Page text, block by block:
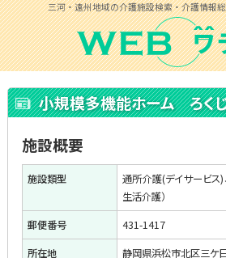
三河・遠州地域の介護施設検索・介護情報
小規模多機能ホーム ろく
施設概要
施設類型
通所介護(デイサービス)
生活介護）
郵便番号
431-1417
所在地
静岡県浜松市北区三ケ日